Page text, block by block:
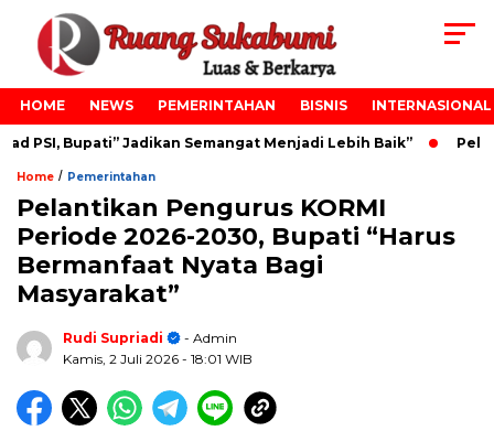
HOME NEWS PEMERINTAHAN BISNIS INTERNASIONAL
PSI, Bupati” Jadikan Semangat Menjadi Lebih Baik”
Home / Pemerintahan
Pelantikan Pengurus KORMI
Periode 2026-2030, Bupati “Harus
Bermanfaat Nyata Bagi
Masyarakat”
Rudi Supriadi
- Admin
Kamis, 2 Juli 2026 - 18:01 WIB